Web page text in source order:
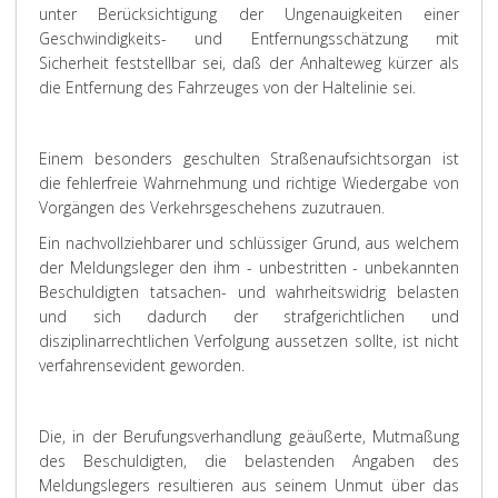
unter Berücksichtigung der Ungenauigkeiten einer
Geschwindigkeits- und Entfernungsschätzung mit
Sicherheit feststellbar sei, daß der Anhalteweg kürzer als
die Entfernung des Fahrzeuges von der Haltelinie sei.
Einem besonders geschulten Straßenaufsichtsorgan ist
die fehlerfreie Wahrnehmung und richtige Wiedergabe von
Vorgängen des Verkehrsgeschehens zuzutrauen.
Ein nachvollziehbarer und schlüssiger Grund, aus welchem
der Meldungsleger den ihm - unbestritten - unbekannten
Beschuldigten tatsachen- und wahrheitswidrig belasten
und sich dadurch der strafgerichtlichen und
disziplinarrechtlichen Verfolgung aussetzen sollte, ist nicht
verfahrensevident geworden.
Die, in der Berufungsverhandlung geäußerte, Mutmaßung
des Beschuldigten, die belastenden Angaben des
Meldungslegers resultieren aus seinem Unmut über das